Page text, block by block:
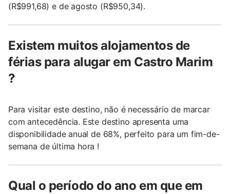
(R$991,68) e de agosto (R$950,34).
Existem muitos alojamentos de
férias para alugar em Castro Marim
?
Para visitar este destino, não é necessário de marcar
com antecedência. Este destino apresenta uma
disponibilidade anual de 68%, perfeito para um fim-de-
semana de última hora !
Qual o período do ano em que em